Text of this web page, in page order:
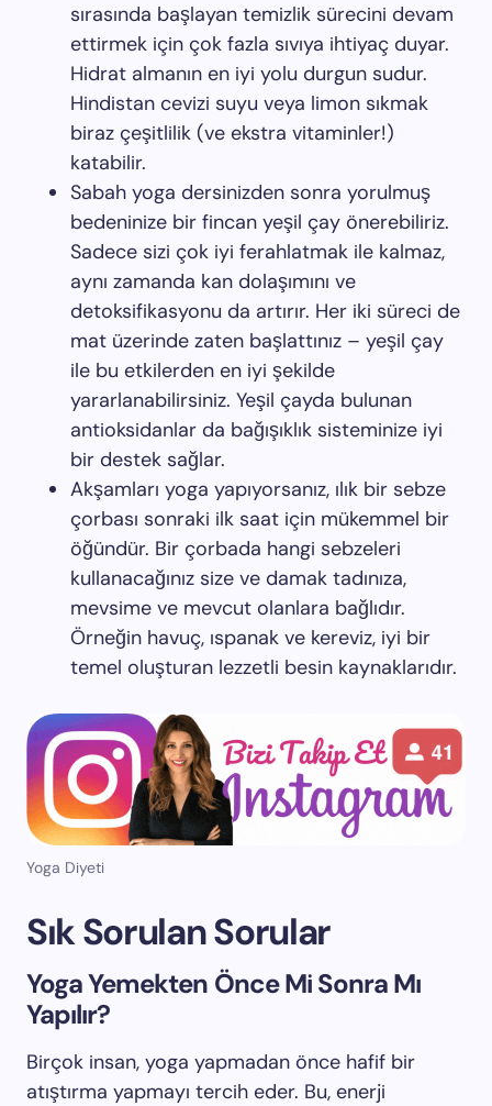
sırasında başlayan temizlik sürecini devam
ettirmek için çok fazla sıvıya ihtiyaç duyar.
Hidrat almanın en iyi yolu durgun sudur.
Hindistan cevizi suyu veya limon sıkmak
biraz çeşitlilik (ve ekstra vitaminler!)
katabilir.
Sabah yoga dersinizden sonra yorulmuş
bedeninize bir fincan yeşil çay önerebiliriz.
Sadece sizi çok iyi ferahlatmak ile kalmaz,
aynı zamanda kan dolaşımını ve
detoksifikasyonu da artırır. Her iki süreci de
mat üzerinde zaten başlattınız – yeşil çay
ile bu etkilerden en iyi şekilde
yararlanabilirsiniz. Yeşil çayda bulunan
antioksidanlar da bağışıklık sisteminize iyi
bir destek sağlar.
Akşamları yoga yapıyorsanız, ılık bir sebze
çorbası sonraki ilk saat için mükemmel bir
öğündür. Bir çorbada hangi sebzeleri
kullanacağınız size ve damak tadınıza,
mevsime ve mevcut olanlara bağlıdır.
Örneğin havuç, ıspanak ve kereviz, iyi bir
temel oluşturan lezzetli besin kaynaklarıdır.
Yoga Diyeti
Sık Sorulan Sorular
Yoga Yemekten Önce Mi Sonra Mı
Yapılır?
Birçok insan, yoga yapmadan önce hafif bir
atıştırma yapmayı tercih eder. Bu, enerji